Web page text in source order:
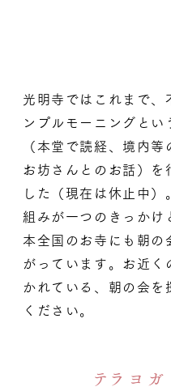
光明寺ではこれまで、
ンプルモーニングとい
（本堂で読経、境内等
お坊さんとのお話）を
した（現在は休止中）
組みが一つのきっかけ
本全国のお寺にも朝の
がっています。お近く
かれている、朝の会を
ください。
​テラヨガ